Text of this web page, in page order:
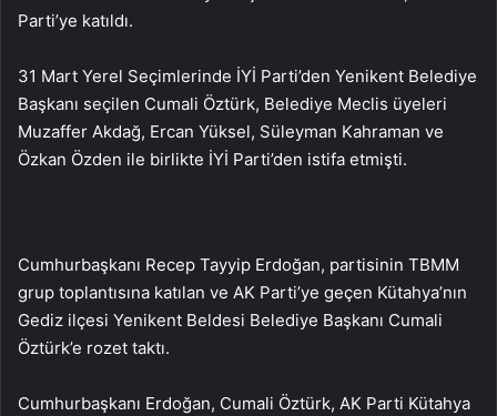
Parti’ye katıldı.
31 Mart Yerel Seçimlerinde İYİ Parti’den Yenikent Belediye
Başkanı seçilen Cumali Öztürk, Belediye Meclis üyeleri
Muzaffer Akdağ, Ercan Yüksel, Süleyman Kahraman ve
Özkan Özden ile birlikte İYİ Parti’den istifa etmişti.
Cumhurbaşkanı Recep Tayyip Erdoğan, partisinin TBMM
grup toplantısına katılan ve AK Parti’ye geçen Kütahya’nın
Gediz ilçesi Yenikent Beldesi Belediye Başkanı Cumali
Öztürk’e rozet taktı.
Cumhurbaşkanı Erdoğan, Cumali Öztürk, AK Parti Kütahya